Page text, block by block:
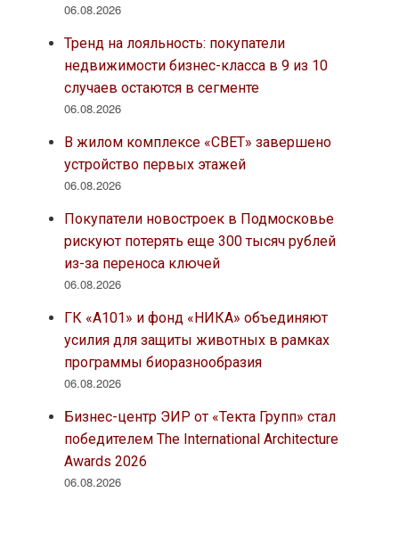
06.08.2026
Тренд на лояльность: покупатели
недвижимости бизнес-класса в 9 из 10
случаев остаются в сегменте
06.08.2026
В жилом комплексе «СВЕТ» завершено
устройство первых этажей
06.08.2026
Покупатели новостроек в Подмосковье
рискуют потерять еще 300 тысяч рублей
из-за переноса ключей
06.08.2026
ГК «А101» и фонд «НИКА» объединяют
усилия для защиты животных в рамках
программы биоразнообразия
06.08.2026
Бизнес-центр ЭИР от «Текта Групп» стал
победителем The International Architecture
Awards 2026
06.08.2026